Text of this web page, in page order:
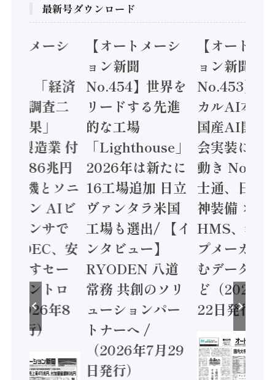
最新号ダウンロード
トメーシ
】「経済
態調査二
結果」
年製造業 付
額86兆円
電機とソニ
コン AIビ
センサで
/ IDEC、安
かすセー
コントロ
2026年8
発行）
【オートメーシ
ョン新聞
No.454】世界を
リードする先進
的な工場
「Lighthouse」
2026年は新たに
16工場追加 日立
ヴァンタラ米国
工場も選出/ 【イ
ンタビュー】
RYODEN 八道
常務 共創のソリ
ューションパー
トナーへ /
（2026年7月29
日発行）
【オートメ
ョン新聞
No.453】フ
カルAI本格
国産AI開発
会実装に活
動き
士通、日立
神装備 ×
HMS、老舗
プメーカー
むデータ活
ど（2026年
22日発行）